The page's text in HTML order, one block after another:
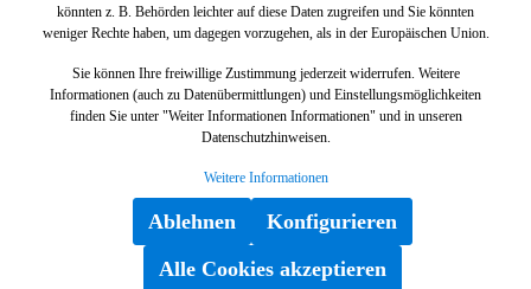
könnten z. B. Behörden leichter auf diese Daten zugreifen und Sie könnten
weniger Rechte haben, um dagegen vorzugehen, als in der Europäischen Union.
Sie können Ihre freiwillige Zustimmung jederzeit widerrufen. Weitere
Informationen (auch zu Datenübermittlungen) und Einstellungsmöglichkeiten
finden Sie unter "Weiter Informationen Informationen" und in unseren
Datenschutzhinweisen.
Weitere Informationen
Ablehnen
Konfigurieren
Alle Cookies akzeptieren